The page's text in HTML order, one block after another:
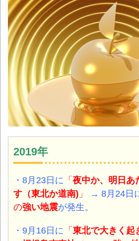
2019年
・8月23日に 「 夜中か、明日あ
す（東北か道南) 」 → 8月24日
の強い地震が発生。
・9月16日に 「 東北で大きく起